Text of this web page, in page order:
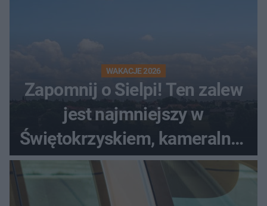
WAKACJE 2026
Zapomnij o Sielpi! Ten zalew
jest najmniejszy w
Świętokrzyskiem, kameralny i
bez tłumów